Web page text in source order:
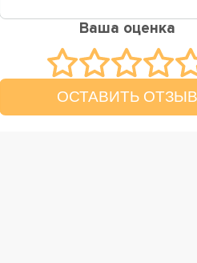
Ваша оценка
ОСТАВИТЬ ОТЗЫВ